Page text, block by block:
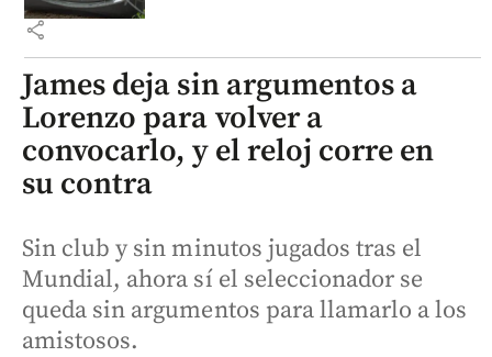
share
James deja sin argumentos a
Lorenzo para volver a
convocarlo, y el reloj corre en
su contra
Sin club y sin minutos jugados tras el
Mundial, ahora sí el seleccionador se
queda sin argumentos para llamarlo a los
amistosos.